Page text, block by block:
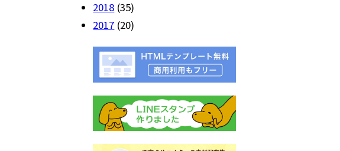
2018 (35)
2017 (20)